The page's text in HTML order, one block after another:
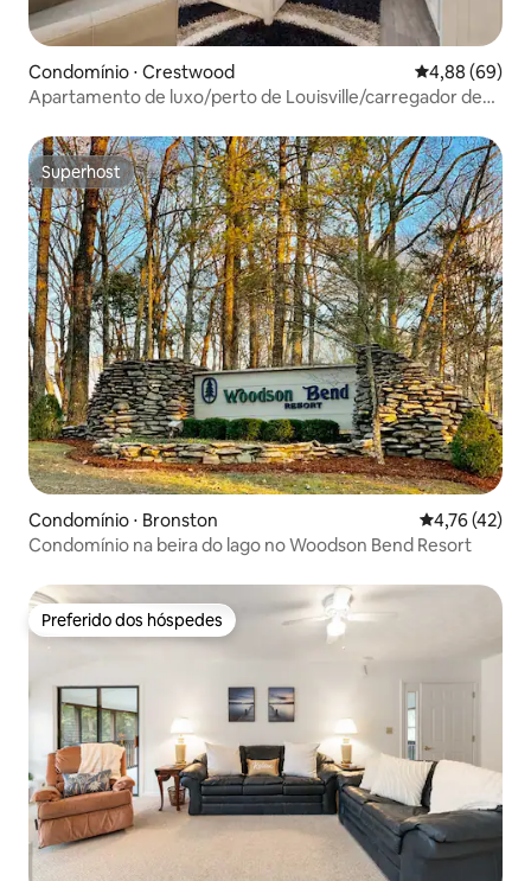
Condomínio ⋅ Crestwood 4,88 de uma
4,88 (69)
Apartamento de luxo/perto de Louisville/carregador de
Superhost
Superhost
Condomínio ⋅ Bronston 4,76 de uma
4,76 (42)
Condomínio na beira do lago no Woodson Bend Resort
Preferido dos hóspedes
Preferido dos hóspedes